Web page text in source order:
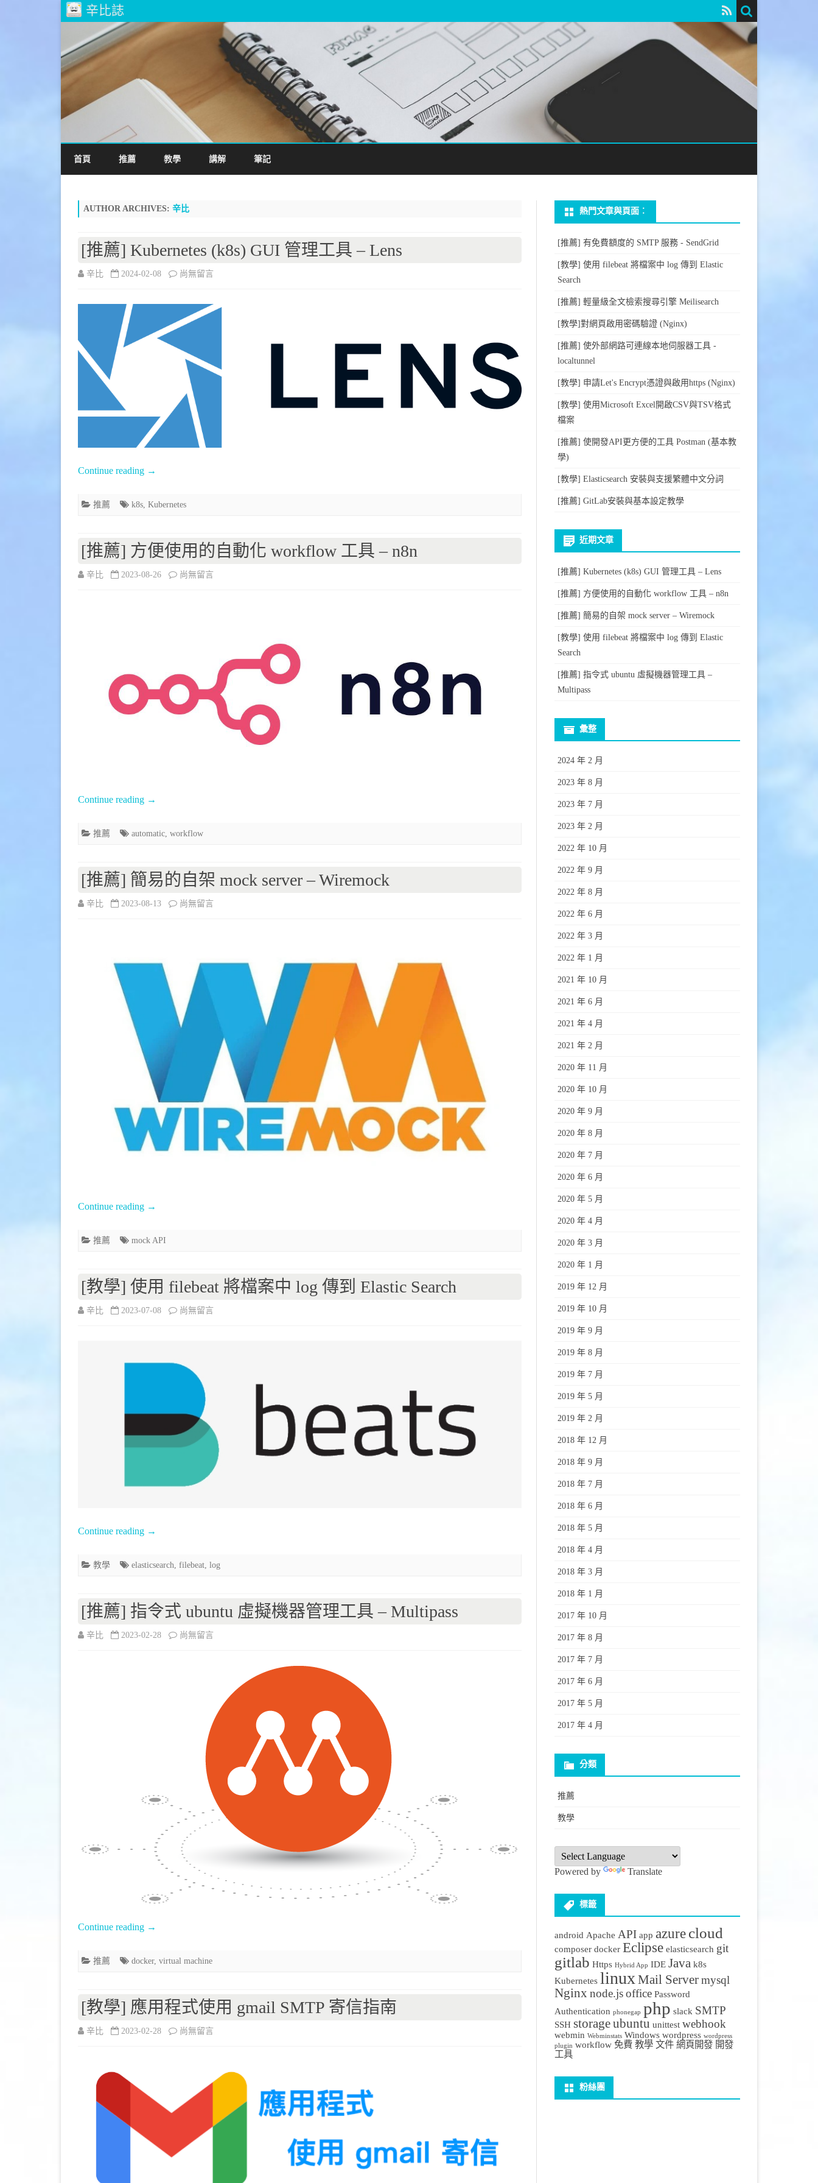
辛比誌
首頁 推薦 教學 講解 筆記
AUTHOR ARCHIVES: 辛比
[推薦] Kubernetes (k8s) GUI 管理工具 – Lens
辛比 2024-02-08 在
薦]
(k8s)
GUI
管
Lens〉
尚無留言
Continue reading →
推薦 k8s, Kubernetes
[推薦] 方便使用的自動化 workflow 工具 – n8n
辛比 2023-08-26 在
使
用
工
–
尚無留言
Continue reading →
推薦 automatic workflow
[推薦] 簡易的自架 mock server – Wiremock
辛比 2023-08-13 在
的
自
–
Wiremock〉
尚無留言
Continue reading →
推薦 mock API
[教學] 使用 filebeat 將檔案中 log 傳到 Elastic Search
辛比 2023-07-08 在
filebeat
到
Search〉
中
尚無留言
Continue reading →
教學 elasticsearch filebeat log
[推薦] 指令式 ubuntu 虛擬機器管理工具 – Multipass
辛比 2023-02-28 在
機
器
理
尚無留言
Continue reading →
推薦 docker, virtual machine
[教學] 應用程式使用 gmail SMTP 寄信指南
辛比 2023-02-28 在
尚無留言
熱門文章與頁面︰
[推薦] 有免費額度的 SMTP 服務 - SendGrid
[教學] 使用 filebeat 將檔案中 log 傳到 Elastic
Search
[推薦] 輕量級全文檢索搜尋引擎 Meilisearch
[教學]對網頁啟用密碼驗證 (Nginx)
[推薦] 使外部網路可連線本地伺服器工具 -
localtunnel
[教學] 申請Let's Encrypt憑證與啟用https (Nginx)
[教學] 使用Microsoft Excel開啟CSV與TSV格式
檔案
[推薦] 使開發API更方便的工具 Postman (基本教
學)
[教學] Elasticsearch 安裝與支援繁體中文分詞
[推薦] GitLab安裝與基本設定教學
近期文章
[推薦] Kubernetes (k8s) GUI 管理工具 – Lens
[推薦] 方便使用的自動化 workflow 工具 – n8n
[推薦] 簡易的自架 mock server – Wiremock
[教學] 使用 filebeat 將檔案中 log 傳到 Elastic
Search
[推薦] 指令式 ubuntu 虛擬機器管理工具 –
Multipass
彙整
2024 年 2 月
2023 年 8 月
2023 年 7 月
2023 年 2 月
2022 年 10 月
2022 年 9 月
2022 年 8 月
2022 年 6 月
2022 年 3 月
2022 年 1 月
2021 年 10 月
2021 年 6 月
2021 年 4 月
2021 年 2 月
2020 年 11 月
2020 年 10 月
2020 年 9 月
2020 年 8 月
2020 年 7 月
2020 年 6 月
2020 年 5 月
2020 年 4 月
2020 年 3 月
2020 年 1 月
2019 年 12 月
2019 年 10 月
2019 年 9 月
2019 年 8 月
2019 年 7 月
2019 年 5 月
2019 年 2 月
2018 年 12 月
2018 年 9 月
2018 年 7 月
2018 年 6 月
2018 年 5 月
2018 年 4 月
2018 年 3 月
2018 年 1 月
2017 年 10 月
2017 年 8 月
2017 年 7 月
2017 年 6 月
2017 年 5 月
2017 年 4 月
分類
推薦
教學
Powered by Translate
標籤
android Apache API app azurecloud
composer docker Eclipse elasticsearch git
gitlab Https Hybrid App IDE Java k8s
Kubernetes linuxMail Server mysql
Nginx node.js office Password
Authentication phonegap php slack SMTP
SSH storageubuntu unittest webhook
webmin Webminstats Windows wordpress wordpress
plugin workflow 免費 教學 文件 網頁開發 開發
工具
粉絲團